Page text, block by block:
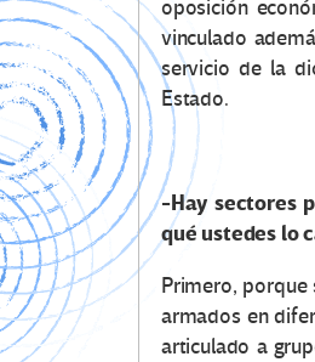
oposición
vinculado
servicio de la
Estado.
-Hay sectores
qué ustedes lo
Primero, porque
armados en
articulado a